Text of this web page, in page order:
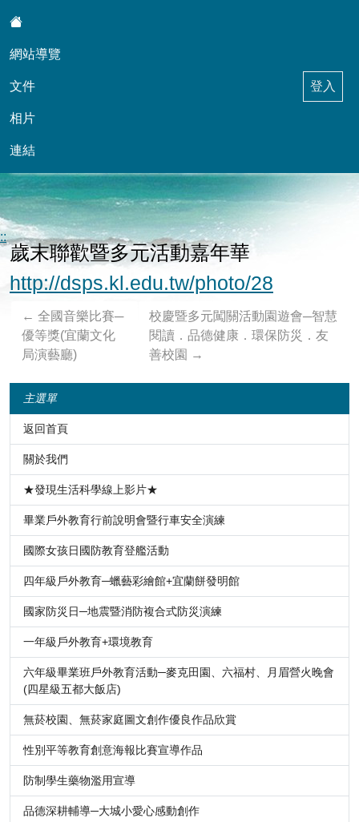
網站導覽
文件
相片
連結
登入
東信自然科學天地與學務輔導工作
歲末聯歡暨多元活動嘉年華
http://dsps.kl.edu.tw/photo/28
← 全國音樂比賽─
優等獎(宜蘭文化
局演藝廳)
校慶暨多元闖關活動園遊會─智慧
閱讀．品德健康．環保防災．友
善校園 →
主選單
返回首頁
關於我們
★發現生活科學線上影片★
畢業戶外教育行前說明會暨行車安全演練
國際女孩日國防教育登艦活動
四年級戶外教育─蠟藝彩繪館+宜蘭餅發明館
國家防災日─地震暨消防複合式防災演練
一年級戶外教育+環境教育
六年級畢業班戶外教育活動─麥克田園、六福村、月眉營火晚會
(四星級五都大飯店)
無菸校園、無菸家庭圖文創作優良作品欣賞
性別平等教育創意海報比賽宣導作品
防制學生藥物濫用宣導
品德深耕輔導─大城小愛心感動創作